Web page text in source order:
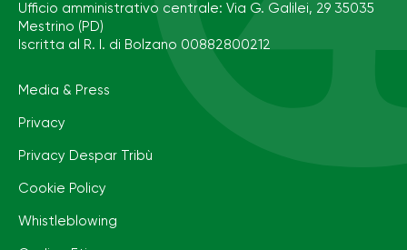
Ufficio amministrativo centrale: Via G. Galilei, 29 35035
Mestrino (PD)
Iscritta al R. I. di Bolzano 00882800212
Media & Press
Privacy
Privacy Despar Tribù
Cookie Policy
Whistleblowing